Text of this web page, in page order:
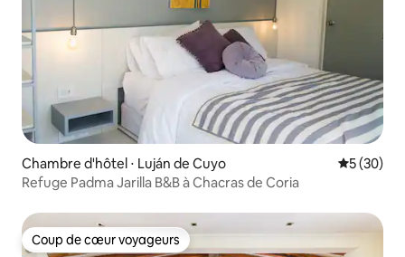
Chambre d'hôtel ⋅ Luján de Cuyo
5 (30)
Refuge Padma Jarilla B&B à Chacras de Coria
Coup de cœur voyageurs
Coup de cœur voyageurs